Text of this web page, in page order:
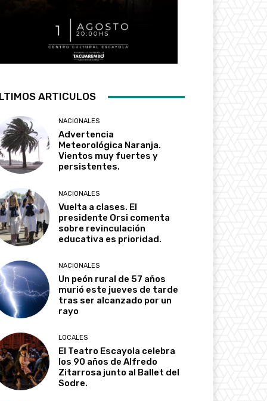
ARTICULOS
NACIONALES
Advertencia
Meteorológica Naranja.
Vientos muy fuertes y
persistentes.
NACIONALES
Vuelta a clases. El
presidente Orsi comenta
sobre revinculación
educativa es prioridad.
NACIONALES
Un peón rural de 57 años
murió este jueves de tarde
tras ser alcanzado por un
rayo
LOCALES
El Teatro Escayola celebra
los 90 años de Alfredo
Zitarrosa junto al Ballet del
Sodre.